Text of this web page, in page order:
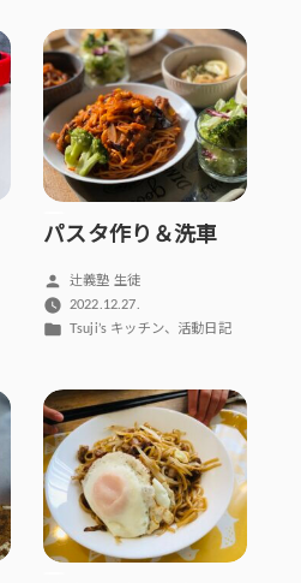
リ
ー:
パスタ作り＆洗車
投
稿
者:
辻義塾 生徒
2022.12.27.
カ
リ
ー:
Tsuji’s キッチン、 活動日記